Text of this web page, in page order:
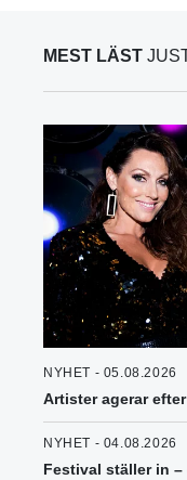
MEST LÄST
NYHET - 05.08.2026
Artister agerar
NYHET - 04.08.2026
Festival ställer in